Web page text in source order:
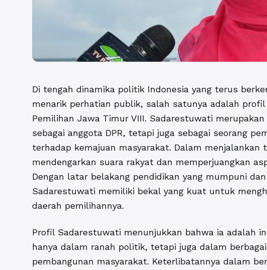
Di tengah dinamika politik Indonesia yang terus
menarik perhatian publik, salah satunya adalah profil
Pemilihan Jawa Timur VIII. Sadarestuwati
sebagai anggota DPR, tetapi juga sebagai seorang
terhadap kemajuan masyarakat. Dalam
mendengarkan suara rakyat dan memperjuangkan
Dengan latar belakang pendidikan yang mumpuni
Sadarestuwati memiliki bekal yang kuat untuk
daerah pemilihannya.
Profil Sadarestuwati menunjukkan bahwa ia adalah
hanya dalam ranah politik, tetapi juga dalam
pembangunan masyarakat. Keterlibatannya dalam